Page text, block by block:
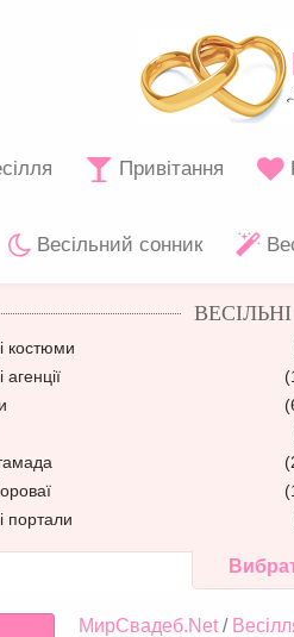
Привітання
Весільний сонник
костюми
агенції
портали
МирСвадеб.Net